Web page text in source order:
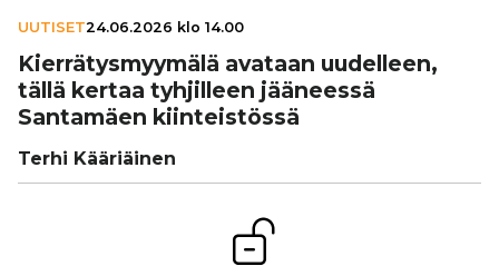
UUTISET24.06.2026 klo 14.00
Kier­rä­tys­myy­mälä avataan uudelleen,
tällä kertaa tyh­jil­leen jääneessä
Santamäen kiin­teis­tössä
Terhi Kääriäinen